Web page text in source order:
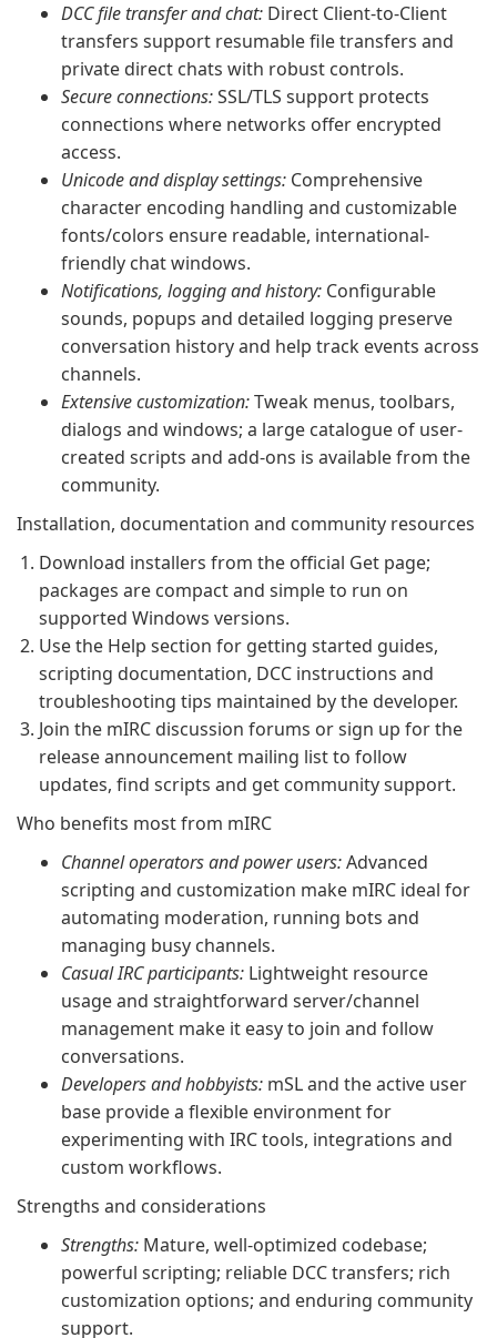
DCC file transfer and chat: Direct Client-to-Client
transfers support resumable file transfers and
private direct chats with robust controls.
Secure connections:SSL/TLS support protects
connections where networks offer encrypted
access.
Unicode and display settings: Comprehensive
character encoding handling and customizable
fonts/colors ensure readable, international-
friendly chat windows.
Notifications, logging and history: Configurable
sounds, popups and detailed logging preserve
conversation history and help track events across
channels.
Extensive customization:Tweak menus, toolbars,
dialogs and windows; a large catalogue of user-
created scripts and add-ons is available from the
community.
Installation, documentation and community resources
Download installers from the official Get page;
packages are compact and simple to run on
supported Windows versions.
Use the Help section for getting started guides,
scripting documentation, DCC instructions and
troubleshooting tips maintained by the developer.
Join the mIRC discussion forums or sign up for the
release announcement mailing list to follow
updates, find scripts and get community support.
Who benefits most from mIRC
Channel operators and power users:Advanced
scripting and customization make mIRC ideal for
automating moderation, running bots and
managing busy channels.
Casual IRC participants: Lightweight resource
usage and straightforward server/channel
management make it easy to join and follow
conversations.
Developers and hobbyists: mSL and the active user
base provide a flexible environment for
experimenting with IRC tools, integrations and
custom workflows.
Strengths and considerations
Strengths: Mature, well-optimized codebase;
powerful scripting; reliable DCC transfers; rich
customization options; and enduring community
support.